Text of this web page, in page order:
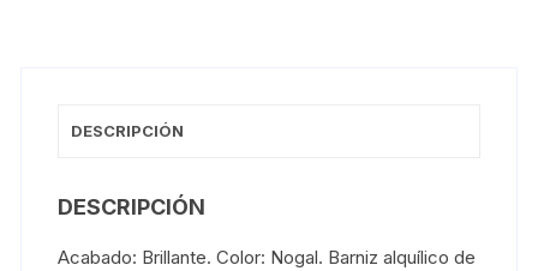
DESCRIPCIÓN
DESCRIPCIÓN
Acabado: Brillante. Color: Nogal. Barniz alquílico de